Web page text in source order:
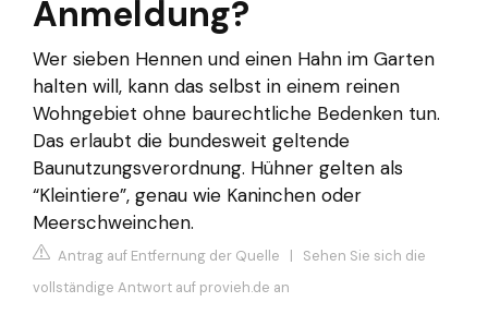
Anmeldung?
Wer sieben Hennen und einen Hahn im Garten
halten will, kann das selbst in einem reinen
Wohngebiet ohne baurechtliche Bedenken tun.
Das erlaubt die bundesweit geltende
Baunutzungsverordnung. Hühner gelten als
“Kleintiere”, genau wie Kaninchen oder
Meerschweinchen.
Antrag auf Entfernung der Quelle | Sehen Sie sich die
vollständige Antwort auf provieh.de an